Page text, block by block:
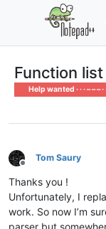
Function
Help wanted · · · – – – ·
Offline
Tom Saury
Thanks you !
Unfortunately, I
work. So now I’m